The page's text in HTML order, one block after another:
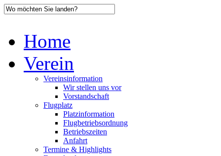
Home
Verein
Vereinsinformation
Wir stellen uns vor
Vorstandschaft
Flugplatz
Platzinformation
Flugbetriebsordnung
Betriebszeiten
Anfahrt
Termine & Highlights